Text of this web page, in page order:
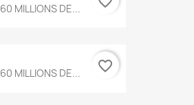
60 MILLIONS DE...
60 MILLIONS DE... favorite_border